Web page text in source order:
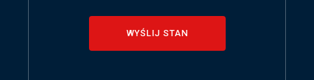
WYŚLIJ STAN